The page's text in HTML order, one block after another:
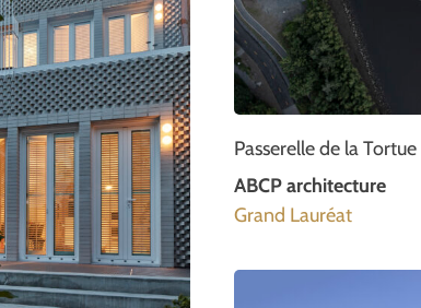
Passerelle de la Tortue
ABCP architecture
Grand Lauréat